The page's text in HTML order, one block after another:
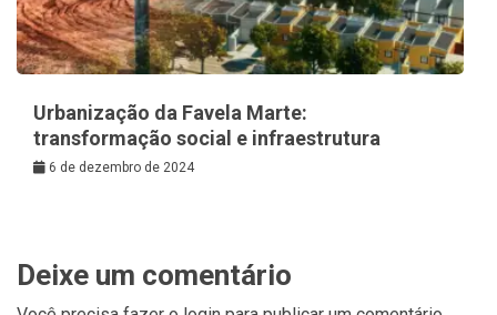
Urbanização da Favela Marte:
transformação social e infraestrutura
6 de dezembro de 2024
Deixe um comentário